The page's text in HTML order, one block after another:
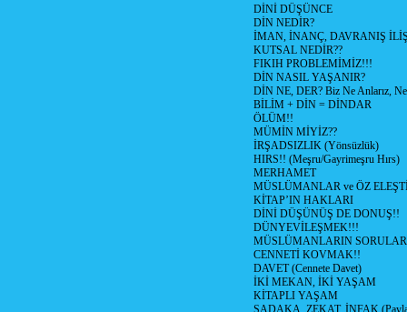
DİNİ DÜŞÜNCE
DİN NEDİR?
İMAN, İNANÇ, DAVRANIŞ
KUTSAL NEDİR??
FIKIH PROBLEMİMİZ!!!
DİN NASIL YAŞANIR?
DİN NE, DER? Biz Ne Anlarız, Ne
BİLİM + DİN = DİNDAR
ÖLÜM!!
MÜMİN MİYİZ??
İRŞADSIZLIK (Yönsüzlük)
HIRS!! (Meşru/Gayrimeşru Hırs)
MERHAMET
MÜSLÜMANLAR ve ÖZ
KİTAP’IN HAKLARI
DİNİ DÜŞÜNÜŞ DE DONUŞ!!
DÜNYEVİLEŞMEK!!!
MÜSLÜMANLARIN
CENNETİ KOVMAK!!
DAVET (Cennete Davet)
İKİ MEKAN, İKİ YAŞAM
KİTAPLI YAŞAM
SADAKA, ZEKAT, İNFAK